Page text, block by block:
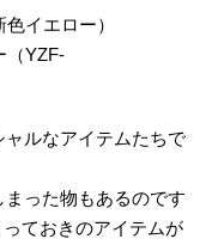
イエロー）
（YZF-
ルなアイテムたちで
った物もあるのです
ておきのアイテムが